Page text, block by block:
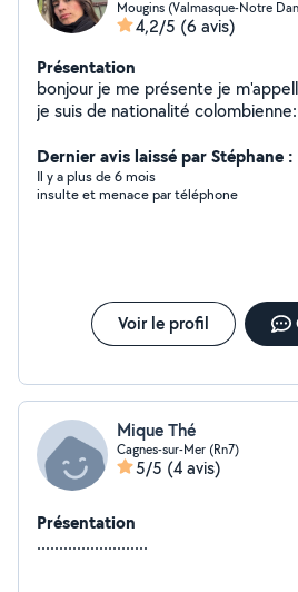
Mougins (Valmasque-Notre
4,2/5 (6 avis)
Présentation
bonjour je me présente je m'appelle
je suis de nationalité
sérieuse motivée et discrète a l'entretien de votre
maison
Dernier avis laissé par Stéphane :
Il y a plus de 6 mois
insulte et menace par téléphone
Voir le profil
Mique Thé
Cagnes-sur-Mer (Rn7)
5/5 (4 avis)
Présentation
.........................